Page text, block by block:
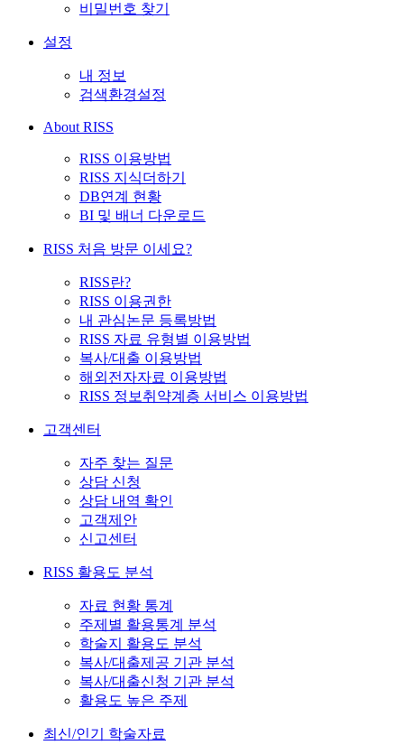
비밀번호 찾기
설정
내 정보
검색환경설정
About RISS
RISS 이용방법
RISS 지식더하기
DB연계 현황
BI 및 배너 다운로드
RISS 처음 방문 이세요?
RISS란?
RISS 이용권한
내 관심논문 등록방법
RISS 자료 유형별 이용방법
복사/대출 이용방법
해외전자자료 이용방법
RISS 정보취약계층 서비스 이용방법
고객센터
자주 찾는 질문
상담 신청
상담 내역 확인
고객제안
신고센터
RISS 활용도 분석
자료 현황 통계
주제별 활용통계 분석
학술지 활용도 분석
복사/대출제공 기관 분석
복사/대출신청 기관 분석
활용도 높은 주제
최신/인기 학술자료